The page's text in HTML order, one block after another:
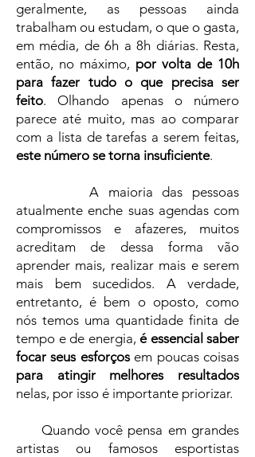
geralmente, as pessoas ainda
trabalham ou estudam, o que o gasta,
em média, de 6h a 8h diárias. Resta,
então, no máximo, por volta de 10h
para fazer tudo o que precisa ser
feito. Olhando apenas o número
parece até muito, mas ao comparar
com a lista de tarefas a serem feitas,
este número se torna insuficiente.
A maioria das pessoas
atualmente enche suas agendas com
compromissos e afazeres, muitos
acreditam de dessa forma vão
aprender mais, realizar mais e serem
mais bem sucedidos. A verdade,
entretanto, é bem o oposto, como
nós temos uma quantidade finita de
tempo e de energia, é essencial saber
focar seus esforçosem poucas coisas
para atingir melhores resultados
nelas, por isso é importante priorizar.
Quando você pensa em grandes
artistas ou famosos esportistas